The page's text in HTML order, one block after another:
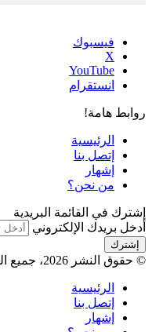
فيسبوك
‫X
‫YouTube
انستقرام
روابط هامة!
الرئيسية
إتصل بنا
إشهار
من نحن؟
إشترك في القائمة البريدية
أدخل بريدك الإلكتروني
© حقوق النشر 2026، جميع الحقوق محفوظة |
الرئيسية
إتصل بنا
إشهار